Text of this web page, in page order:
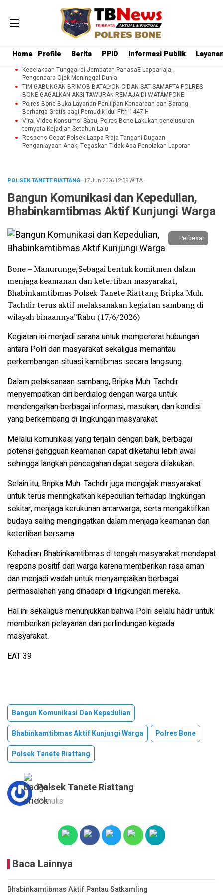
Home Profile Berita PPID Informasi Publik
Kecelakaan Tunggal di Jembatan PanasaE Lappariaja,
Pengendara Ojek Meninggal Dunia
TIM GABUNGAN BRIMOB BATALYON C DAN SAT SAMAPTA POLRES
BONE GAGALKAN AKSI TAWURAN REMAJA DI WATAMPONE
Polres Bone Buka Layanan Penitipan Kendaraan dan Barang
Berharga Gratis bagi Pemudik Idul Fitri 1447 H
Viral Video Konsumsi Sabu, Polres Bone Lakukan penelusuran
ternyata Kejadian Setahun Lalu
Respons Cepat Polsek Lappa Riaja Tangani Dugaan
Penganiayaan Anak, Tegaskan Tidak Ada Penolakan Laporan
POLSEK TANETE RIATTANG· 17 Jun 202612:39WITA·
Bangun Komunikasi dan Kepedulian,
Bhabinkamtibmas Aktif Kunjungi Warga
Perbesar
Bone – Manurunge,Sebagai bentuk komitmen dalam
menjaga keamanan dan ketertiban masyarakat,
Bhabinkamtibmas Polsek Tanete Riattang Bripka Muh.
Tachdir terus aktif melaksanakan kegiatan sambang di
wilayah binaannya”Rabu (17/6/2026)
Kegiatan ini menjadi sarana untuk mempererat hubungan
antara Polri dan masyarakat sekaligus memantau
perkembangan situasi kamtibmas secara langsung.
Dalam pelaksanaan sambang, Bripka Muh. Tachdir
menyempatkan diri berdialog dengan warga untuk
mendengarkan berbagai informasi, masukan, dan kondisi
yang berkembang di lingkungan masyarakat.
Melalui komunikasi yang terjalin dengan baik, berbagai
potensi gangguan keamanan dapat diketahui lebih awal
sehingga langkah pencegahan dapat segera dilakukan.
Selain itu, Bripka Muh. Tachdir juga mengajak masyarakat
untuk terus meningkatkan kepedulian terhadap lingkungan
sekitar, menjaga kerukunan antarwarga, serta mengaktifkan
budaya saling mengingatkan dalam menjaga keamanan dan
ketertiban bersama.
Kehadiran Bhabinkamtibmas di tengah masyarakat mendapat
respons positif dari warga karena memberikan rasa aman
dan menjadi wadah untuk menyampaikan berbagai
permasalahan yang dihadapi di lingkungan mereka.
Hal ini sekaligus menunjukkan bahwa Polri selalu hadir untuk
memberikan pelayanan dan perlindungan kepada
masyarakat.
EAT 39
Bangun Komunikasi Dan Kepedulian
Bhabinkamtibmas Aktif Kunjungi Warga
Polres Bone
Polsek Tanete Riattang
Polsek Tanete Riattang
Penulis
Baca Lainnya
Bhabinkamtibmas Aktif Pantau Satkamling